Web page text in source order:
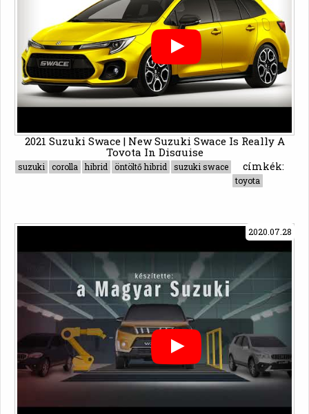
2021 Suzuki Swace | New Suzuki Swace Is Really A
Toyota In Disguise
címkék:
suzuki corolla hibrid öntöltő hibrid
suzuki swace
toyota
2020.07.28